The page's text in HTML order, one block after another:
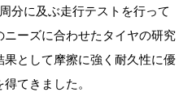
分に及ぶ走行テストを行って
ーズに合わせたタイヤの研究
として摩擦に強く耐久性に優
てきました。